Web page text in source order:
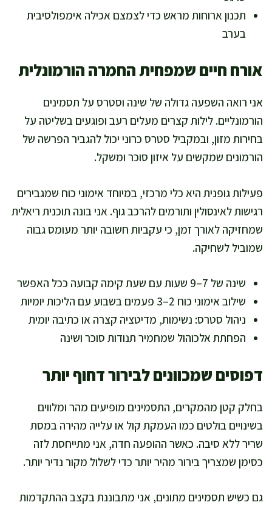
תכנון ארוחות מראש כדי לצמצם אכילה אימפולסיבית
בערב
אורח חיים שמפחית החמרה הורמונלית
אני רואה השפעה גדולה של שינה וסטרס על תסמינים
הורמונליים. לילות קצרים מעלים רעב ופוגעים בשליטה על
בחירות מזון, ובמקביל סטרס כרוני יכול להגביר הפרשה של
הורמונים שמקשים על איזון סוכר ומשקל.
פעילות גופנית היא כלי מרכזי, במיוחד אימוני כוח שמגבירים
רגישות לאינסולין ותורמים להרכב גוף. אני בונה תוכנית ריאלית
שמחזיקה לאורך זמן, כי עקביות חשובה יותר מעומס גבוה
שמוביל לשחיקה.
שינה של 7–9 שעות עם שעת קימה קבועה ככל האפשר
שילוב אימוני כוח 2–3 פעמים בשבוע עם הליכות יומיות
ניהול סטרס: נשימות, מדיטציה קצרה או כתיבה יומית
הפחתת אלכוהול שמחמיר תנודות סוכר ושינה
דפוסים שמכוונים לבירור דחוף יותר
בחלק קטן מהמקרים, התסמינים מופיעים מהר ומלווים
בשינויים בולטים כמו העמקת קול או עלייה מהירה במסת
שריר ללא סיבה. כאשר ההופעה חדה, אני מתייחסת לזה
כסימן שמצריך בירור מהיר יותר כדי לשלול מקור נדיר יותר.
גם כשיש תסמינים מתונים, אני מתבוננת בקצב ההתקדמות